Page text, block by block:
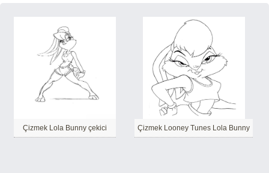
Çizmek Lola Bunny çekici Çizmek Looney Tunes Lola Bunny